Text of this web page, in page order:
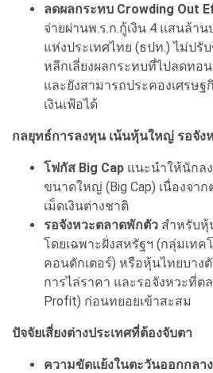
ลดผลกระทบ Crowding Out
จ่ายผ่านพ.ร.ก.กู้เงิน 4 แสนล้า
แห่งประเทศไทย (ธปท.) ไม่ปรั
หลีกเลี่ยงผลกระทบที่ไปลดทอ
และยังสามารถประคองเศรษ
เงินเฟ้อได้
กลยุทธ์การลงทุน เน้นหุ้นใหญ่ รอจัง
โฟกัส Big Cap แนะนำให้นักล
ขนาดใหญ่ (Big Cap) เนื่องจา
เม็ดเงินต่างชาติ
รอจังหวะตลาดพักตัว สำหรับหุ้
โดยเฉพาะฝั่งสหรัฐฯ (กลุ่มเทค
คอนดักเตอร์) หรือหุ้นไทยบาง
การไล่ราคา และรอจังหวะที่ต
Profit) ก่อนทยอยเข้าสะสม
ปัจจัยเสี่ยงต่างประเทศที่ต้องจับตา
ความขัดแย้งในตะวันออกกลาง